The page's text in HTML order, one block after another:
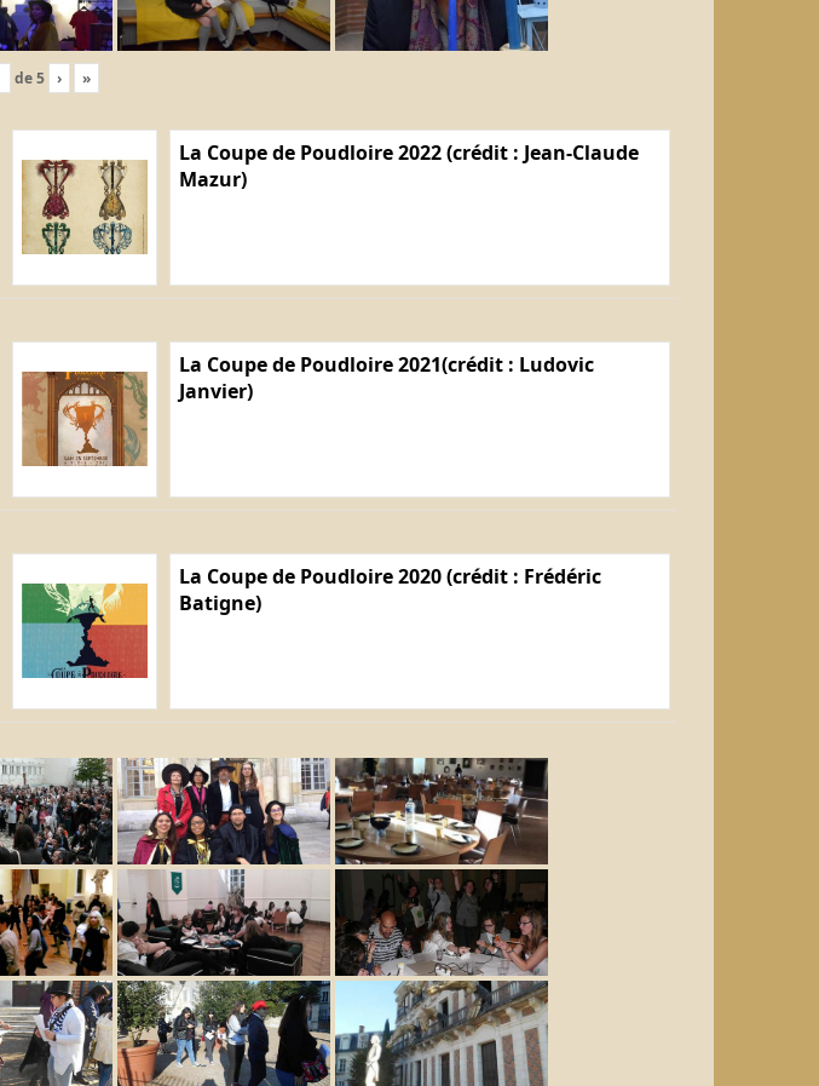
de5 › »
La Coupe de Poudloire 2022 (crédit : Jean-Claude
Mazur)
La Coupe de Poudloire 2021(crédit : Ludovic
Janvier)
La Coupe de Poudloire 2020 (crédit : Frédéric
Batigne)